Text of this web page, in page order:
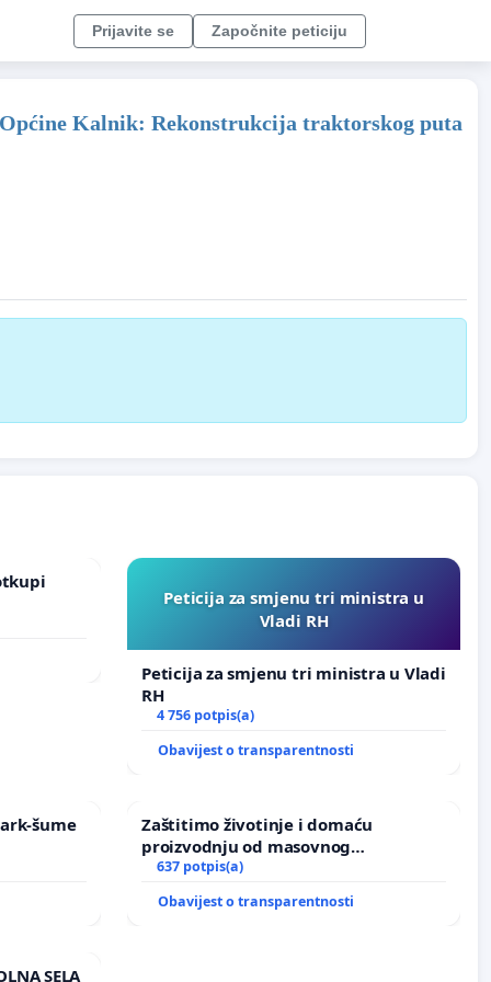
Prijavite se Započnite peticiju
Kalnik: Rekonstrukcija traktorskog puta
Peticija za smjenu tri ministra u
Vladi RH
Peticija za smjenu tri ministra u Vladi
RH
4 756 potpis(a)
Obavijest o transparentnosti
šume
Zaštitimo životinje i domaću
proizvodnju od masovnog
uništavanja zbog afričke svinjske
637 potpis(a)
Obavijest o transparentnosti
SELA